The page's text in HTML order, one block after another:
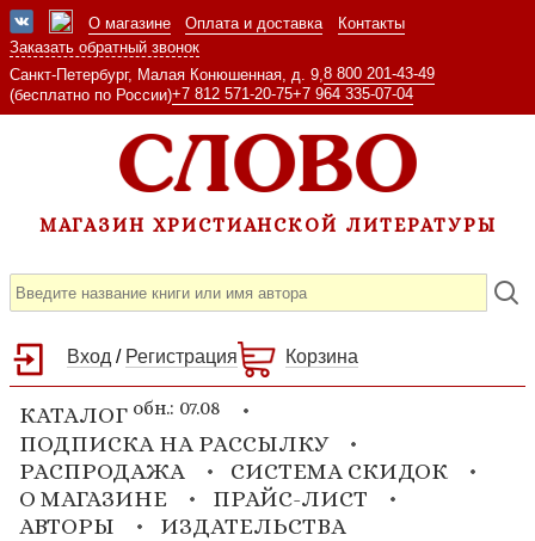
О магазине Оплата и доставка
Контакты
Заказать обратный звонок
Санкт-Петербург, Малая Конюшенная, д. 9, 8 800 201-43-49
(бесплатно по России)+7 812 571-20-75+7 964 335-07-04
МАГАЗИН ХРИСТИАНСКОЙ ЛИТЕРАТУРЫ
Вход / Регистрация Корзина
КАТАЛОГ обн.: 07.08
ПОДПИСКА НА РАССЫЛКУ
РАСПРОДАЖА
СИСТЕМА СКИДОК
О МАГАЗИНЕ
ПРАЙС-ЛИСТ
АВТОРЫ
ИЗДАТЕЛЬСТВА